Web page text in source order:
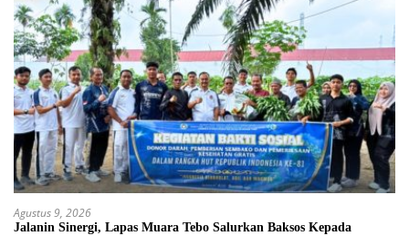
Agustus 9, 2026
Jalanin Sinergi, Lapas Muara Tebo Salurkan Baksos Kepada